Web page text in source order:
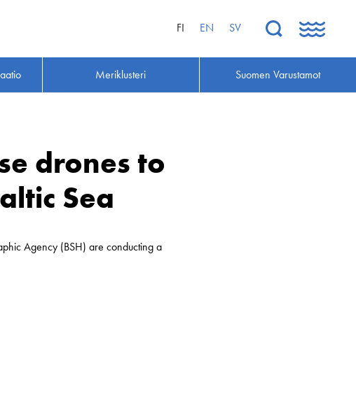
FI EN SV
Meriklusteri Suomen Varustamot
drones to
Sea
Agency (BSH) are conducting a